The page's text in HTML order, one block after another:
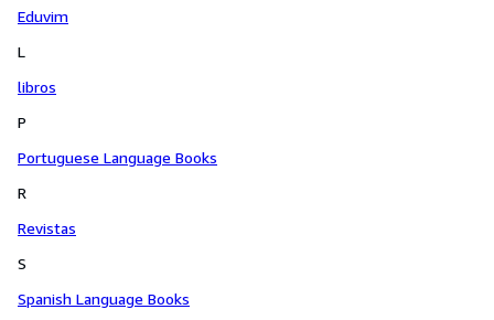
Eduvim
L
libros
P
Portuguese Language Books
R
Revistas
S
Spanish Language Books